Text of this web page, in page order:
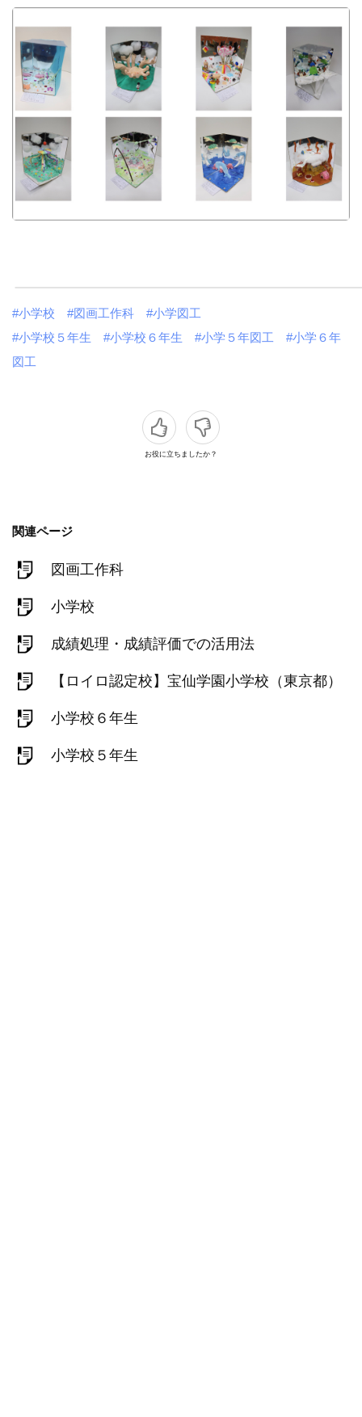
#小学校 #図画工作科
#小学図工
#小学校５年生
#小学校６年生 #小学５年図工
#小学６年
図工
お役に立ちましたか？
関連ページ
図画工作科
小学校
成績処理・成績評価での活用法
【ロイロ認定校】宝仙学園小学校（東京都）
小学校６年生
小学校５年生